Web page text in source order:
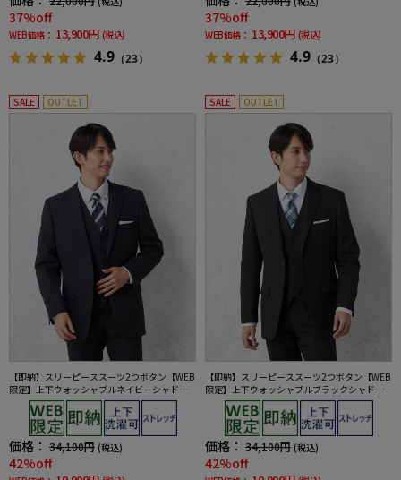
37%off
WEB価格： 13,900円 (税込)
4.9 （23）
37%off
WEB価格： 13,900円 (税込)
4.9 （23）
SALE OUTLET
【即納】スリーピーススーツ2つボタン【WEB
限定】上下ウォッシャブルネイビーシャドウ
ストライプ3シーズン対応
価格： 34,100円 (税込)
42%off
SALE OUTLET
【即納】スリーピーススーツ2つボタン【WEB
限定】上下ウォッシャブルブラックシャドウ
ストライプ3シーズン対応
価格： 34,100円 (税込)
42%off